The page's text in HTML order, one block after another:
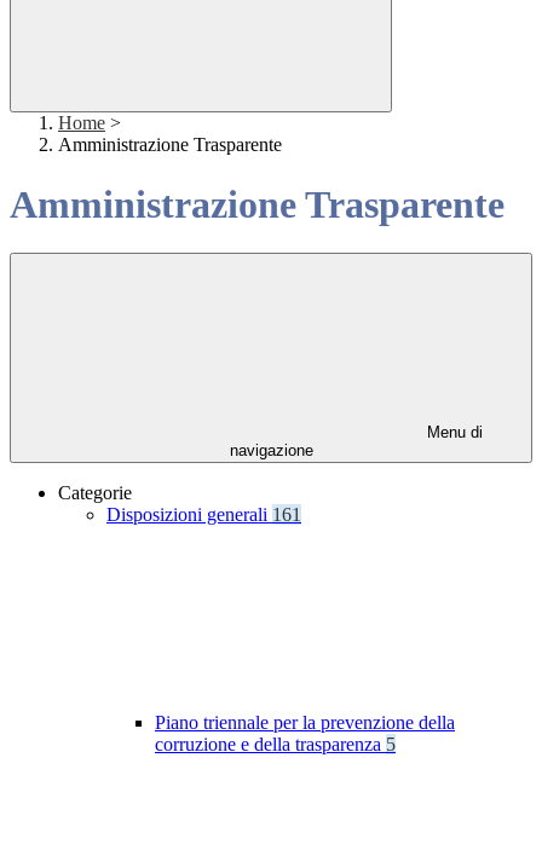
Home >
Amministrazione Trasparente
Amministrazione Trasparente
Menu di
navigazione
Categorie
Disposizioni generali 161
Piano triennale per la prevenzione della
corruzione e della trasparenza 5